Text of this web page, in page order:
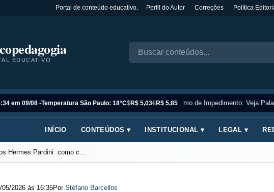
Portal de conteúdo educativo. Perfil do Autor Correções Política
EDUCATIVO
em 09/08 -Temperatura São Paulo: 18°C$R$ 5,03€R$ 5,85
Sinônimo de Impedimento: Veja
INÍCIO CONTEÚDOS ▾ INSTITUCIONAL ▾ LEGAL ▾
Hermes Pardini: como c...
05/2026 às 16:35Por Stéfano Barcellos